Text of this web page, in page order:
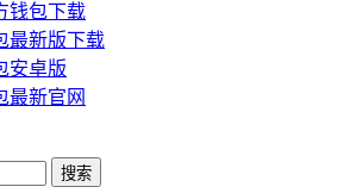
钱包下载
最新版下载
安卓版
最新官网
搜索